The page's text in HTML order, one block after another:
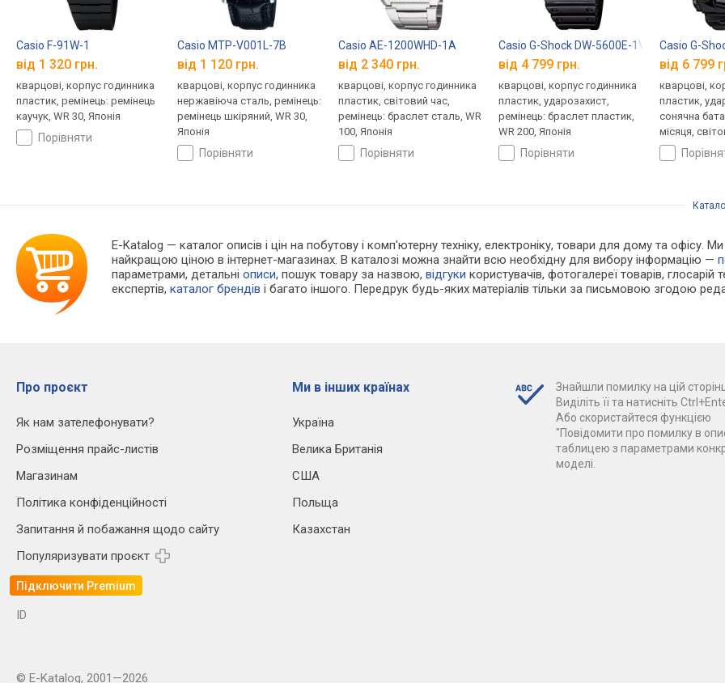
Casio F-91W-1
від 1 320 грн.
кварцові, корпус годинника
пластик, ремінець: ремінець
каучук, WR 30, Японія
порівняти
Casio MTP-V001L-7B
від 1 120 грн.
кварцові, корпус годинника
нержавіюча сталь, ремінець:
ремінець шкіряний, WR 30,
Японія
порівняти
Casio AE-1200WHD-1A
від 2 340 грн.
кварцові, корпус годинника
пластик, світовий час,
ремінець: браслет сталь, WR
100, Японія
порівняти
Casio G-Shock DW-5600E-1V
від 4 799 грн.
кварцові, корпус годинника
пластик, ударозахист,
ремінець: браслет пластик,
WR 200, Японія
порівняти
Casio G-
від 6 799
кварцові,
пластик,
сонячна
місяця,
ремінець:
WR 200,
E-Katalog — каталог описів і цін на побутову і комп'ютерну техніку, електроніку, товари для дому та офісу.
найкращою ціною в інтернет-магазинах. В каталозі можна знайти всю необхідну для вибору інформацію —
параметрами, детальніописи, пошук товару за назвою,відгуки користувачів, фотогалереї товарів, глосарій
експертів,каталог брендів і багато іншого. Передрук будь-яких матеріалів тільки за письмовою згодою
Про проєкт
Як нам зателефонувати?
Розміщення прайс-листів
Магазинам
Політика конфіденційності
Запитання й побажання щодо сайту
Популяризувати проєкт
Підключити Premium
Ми в інших країнах
Україна
Велика Британія
США
Польща
Казахстан
Знайшли помилку на цій
Виділіть її та натисніть
Або скористайтеся функцією
"Повідомити про помилку в
таблицею з параметрами
моделі.
ID
© E-Katalog, 2001—2026